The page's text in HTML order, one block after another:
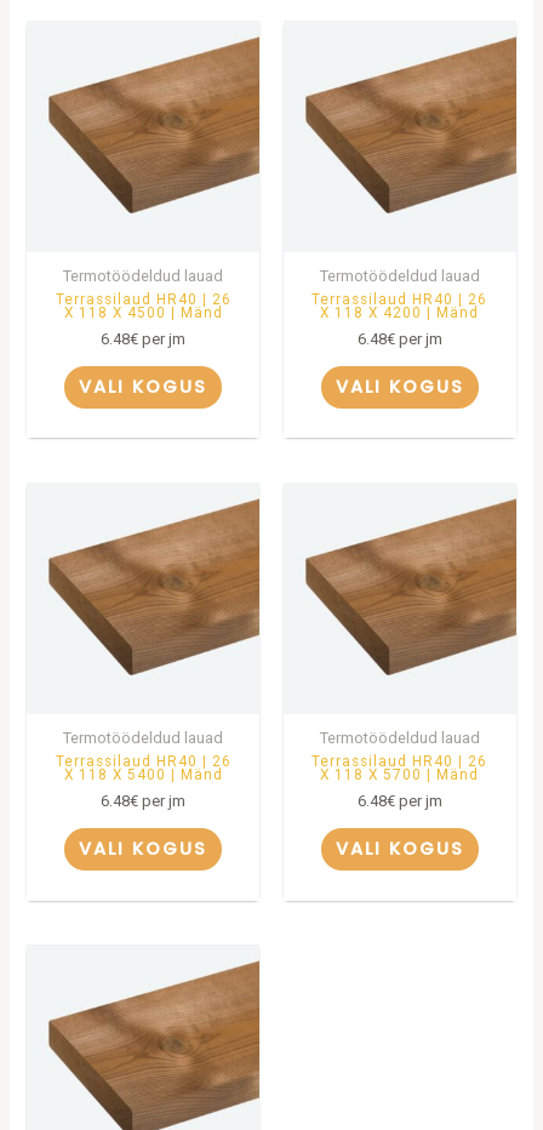
Termotöödeldud lauad
Terrassilaud HR40 | 26
X 118 X 4500 | Mänd
6.48€ per jm
VALI KOGUS
Termotöödeldud lauad
Terrassilaud HR40 | 26
X 118 X 4200 | Mänd
6.48€per jm
VALI KOGUS
Termotöödeldud lauad
Terrassilaud HR40 | 26
X 118 X 5400 | Mänd
6.48€ per jm
VALI KOGUS
Termotöödeldud lauad
Terrassilaud HR40 | 26
X 118 X 5700 | Mänd
6.48€per jm
VALI KOGUS